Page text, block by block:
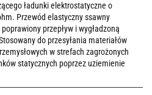
ładunki elektrostatyczne o
Przewód elastyczny ssawny
przepływ i wygładzoną
do przesyłania materiałów
w strefach zagrożonych
statycznych poprzez uziemienie